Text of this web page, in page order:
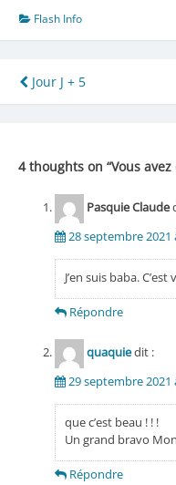
Flash Info
Navigation
de
Jour J + 5
4 thoughts on “Vous
Pasquie Claude
28 septembre 2021
J’en suis baba.
Répondre
quaquiedit :
29 septembre 2021
que c’est beau ! ! !
Un grand bravo
Répondre